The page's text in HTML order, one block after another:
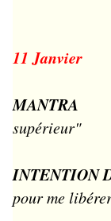
11 Janvier
INTENTION
pour me